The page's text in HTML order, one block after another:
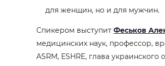
для женщин, но и для мужчин.
Спикером выступит Феськов
медицинских наук, профессор,
ASRM, ESHRE, глава